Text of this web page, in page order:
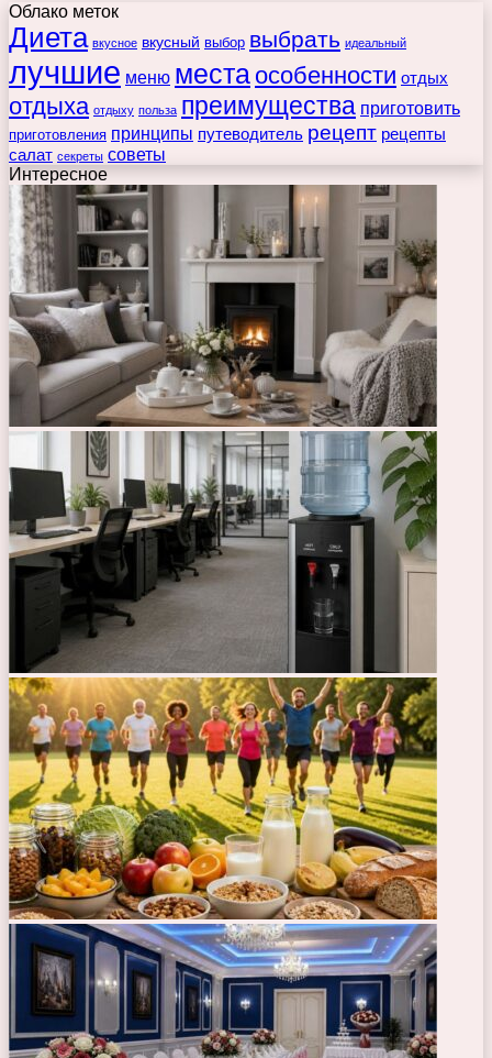
Облако меток
Диета вкусное вкусный выбор выбрать идеальный
лучшие меню места особенности отдых
отдыха отдыху польза преимущества приготовить
приготовления принципы путеводитель рецепт рецепты
салат секреты советы
Интересное